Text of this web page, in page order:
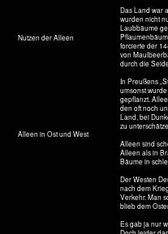
November 2016
Ortseinfahrt nach Gröben. Hinter dem Baum eine